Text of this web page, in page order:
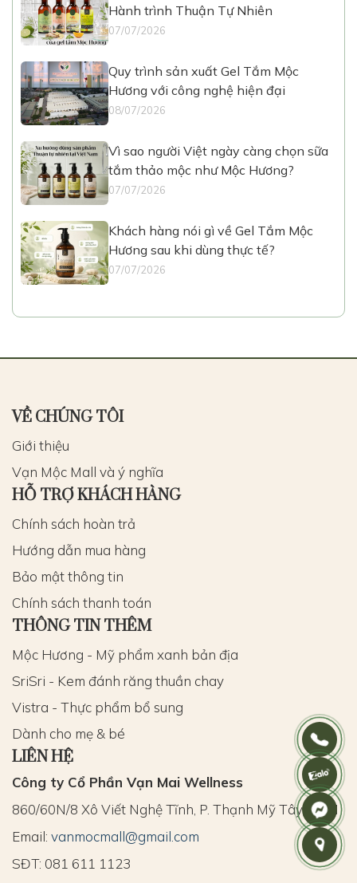
Hành trình Thuận Tự Nhiên
07/07/2026
Quy trình sản xuất Gel Tắm Mộc
Hương với công nghệ hiện đại
08/07/2026
Vì sao người Việt ngày càng chọn sữa
tắm thảo mộc như Mộc Hương?
07/07/2026
Khách hàng nói gì về Gel Tắm Mộc
Hương sau khi dùng thực tế?
07/07/2026
VỀ CHÚNG TÔI
Giới thiệu
Vạn Mộc Mall và ý nghĩa
HỖ TRỢ KHÁCH HÀNG
Chính sách hoàn trả
Hướng dẫn mua hàng
Bảo mật thông tin
Chính sách thanh toán
THÔNG TIN THÊM
Mộc Hương - Mỹ phẩm xanh bản địa
SriSri - Kem đánh răng thuần chay
Vistra - Thực phẩm bổ sung
Dành cho mẹ & bé
LIÊN HỆ
Công ty Cổ Phần Vạn Mai Wellness
860/60N/8 Xô Viết Nghệ Tĩnh, P. Thạnh Mỹ Tây, HCM
Email: vanmocmall@gmail.com
SĐT: 081 611 1123